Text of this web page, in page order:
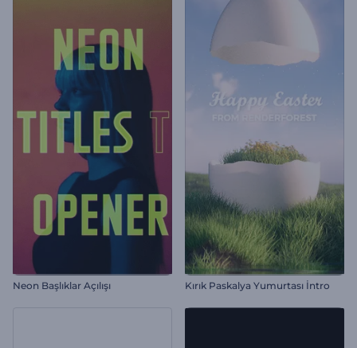
Neon Başlıklar Açılışı Kırık Paskalya Yumurtası İntro